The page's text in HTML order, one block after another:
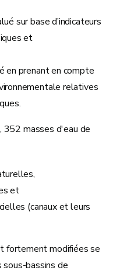
sur base d’indicateurs
et
en prenant en compte
relatives
masses d'eau de
et
(canaux et leurs
fortement modifiées se
bassins de